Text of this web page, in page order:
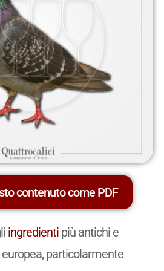
contenuto come PDF
ingredientipiù antichi e
particolarmente